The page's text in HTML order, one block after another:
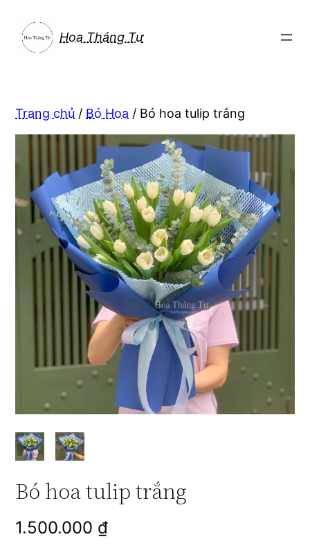
phần
Hoa Tháng Tư
Trang chủ / Bó Hoa / Bó hoa tulip trắng
Bó hoa tulip trắng
1.500.000 ₫